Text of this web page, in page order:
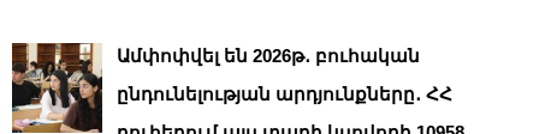
Ամփոփվել են 2026թ․ բուհական
ընդունելության արդյունքները․ ՀՀ